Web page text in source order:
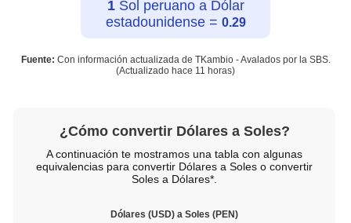
1Sol peruano a Dólar
estadounidense = 0.29
Fuente: Con información actualizada de TKambio - Avalados por la SBS.
(Actualizado hace 11 horas)
¿Cómo convertir Dólares a Soles?
A continuación te mostramos una tabla con algunas
equivalencias para convertir Dólares a Soles o convertir
Soles a Dólares*.
Dólares (USD) a Soles (PEN)